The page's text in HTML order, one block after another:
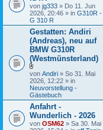
von jg333 » Do 11. Jun
2026, 20:46 » in G310R -
G 310 R
Gestatten: Andiri
(Andreas), neu auf
BMW G310R
(Westmünsterland)
D
a
t
e
i
a
n
h
von Andiri » So 31. Mai
2026, 12:22 » in
Neuvorstellung -
Gästebuch
Anfahrt -
Wunderlich - 2026
von OSM62 » Sa 30. Mai